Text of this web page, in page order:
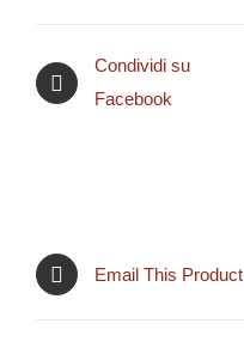
Condividi su
Facebook
Email This Product